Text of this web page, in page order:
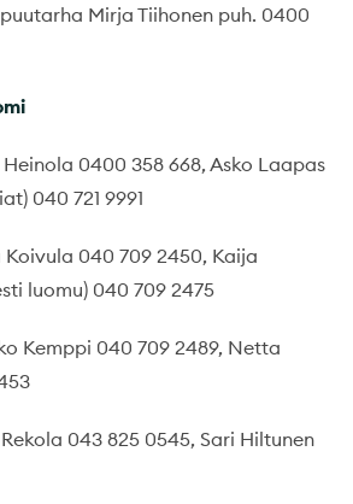
puutarha Mirja Tiihonen puh. 0400
0400 358 668, Asko Laapas
040 721 9991
Koivula 040 709 2450, Kaija
luomu) 040 709 2475
Kemppi 040 709 2489, Netta
043 825 0545, Sari Hiltunen